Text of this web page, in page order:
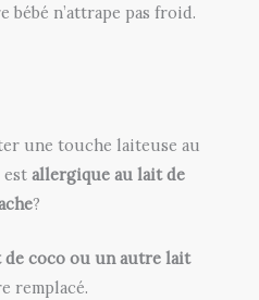
bébé n’attrape pas froid.
une touche laiteuse au
est allergique au lait de
?
de coco ou un autre lait
remplacé.